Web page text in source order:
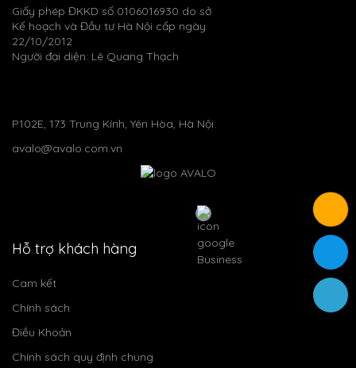
Giấy phép ĐKKD số 0106016930 do sở
Kế hoạch và Đầu tư Hà Nội cấp ngày
22/10/2012
Người đại diện: Lê Quang Thạch
P102E, 173 Trung Kính, Yên Hòa, Hà Nội.
avalo@avalo.com.vn
Hỗ trợ khách hàng
Cam kết
Chính sách
Điều Khoản
Chính sách quy định chung